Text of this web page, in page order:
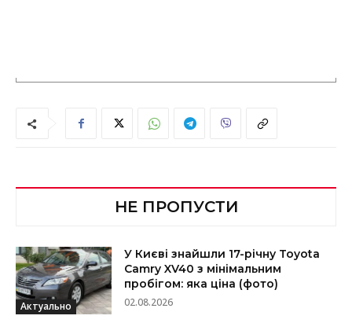
НЕ ПРОПУСТИ
Актуально
У Києві знайшли 17-річну Toyota
Camry XV40 з мінімальним
пробігом: яка ціна (фото)
02.08.2026